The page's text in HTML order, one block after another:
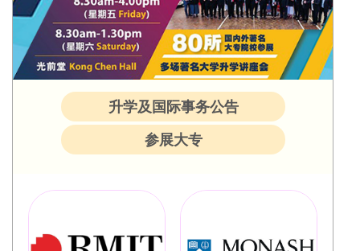
升学及国际事务公告
参展大专